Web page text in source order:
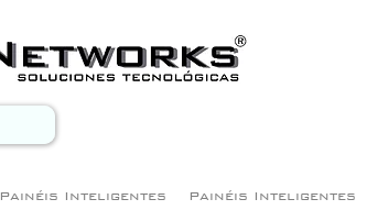
Painéis Inteligentes Painéis Inteligentes